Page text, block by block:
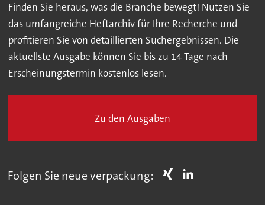
Finden Sie heraus, was die Branche bewegt! Nutzen Sie
das umfangreiche Heftarchiv für Ihre Recherche und
profitieren Sie von detaillierten Suchergebnissen. Die
aktuellste Ausgabe können Sie bis zu 14 Tage nach
Erscheinungstermin kostenlos lesen.
Zu den Ausgaben
Folgen Sie neue verpackung: